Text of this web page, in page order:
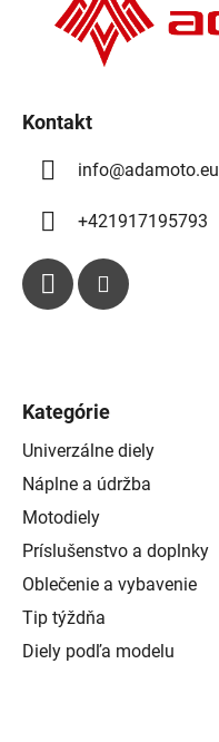
Kontakt
info@adamoto.eu
+421917195793
Kategórie
Univerzálne diely
Náplne a údržba
Motodiely
Príslušenstvo a doplnky
Oblečenie a vybavenie
Tip týždňa
Diely podľa modelu